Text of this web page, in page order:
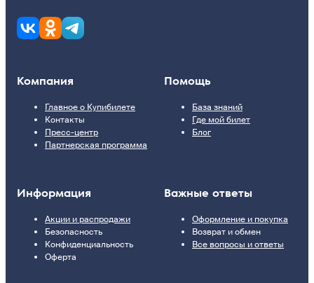
Компания
Главное о Купибилете
Контакты
Пресс-центр
Партнерская программа
Помощь
База знаний
Где мой билет
Блог
Информация
Акции и распродажи
Безопасность
Конфиденциальность
Оферта
Важные ответы
Оформление и покупка
Возврат и обмен
Все вопросы и ответы